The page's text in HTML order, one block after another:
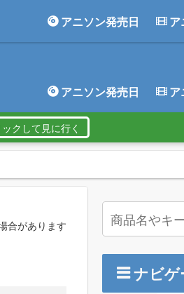
アニソン発売日 ア
アニソン発売日 ア
合があります
ナビゲ